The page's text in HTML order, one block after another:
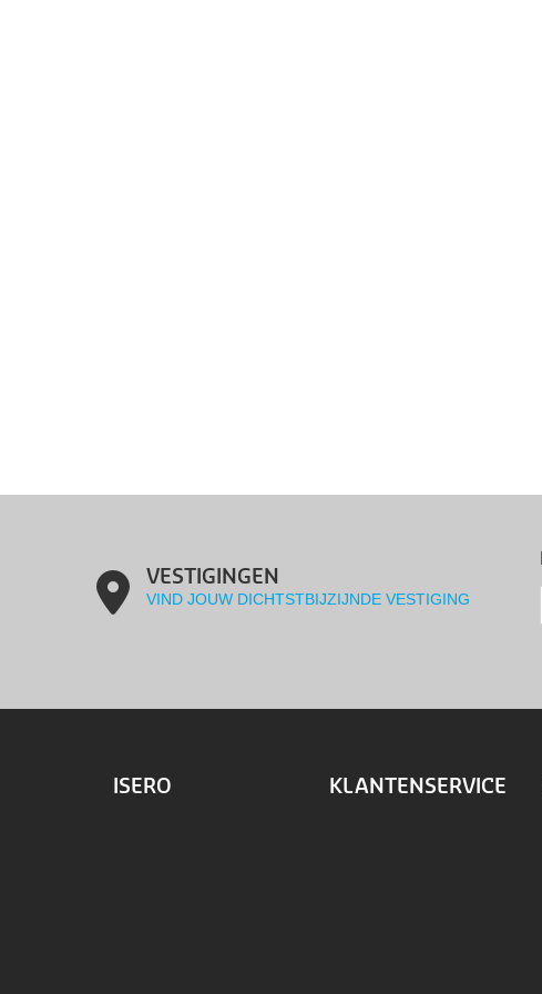
VESTIGINGEN
VIND JOUW DICHTSTBIJZIJNDE VESTIGING
ISERO KLANTENSERVICE